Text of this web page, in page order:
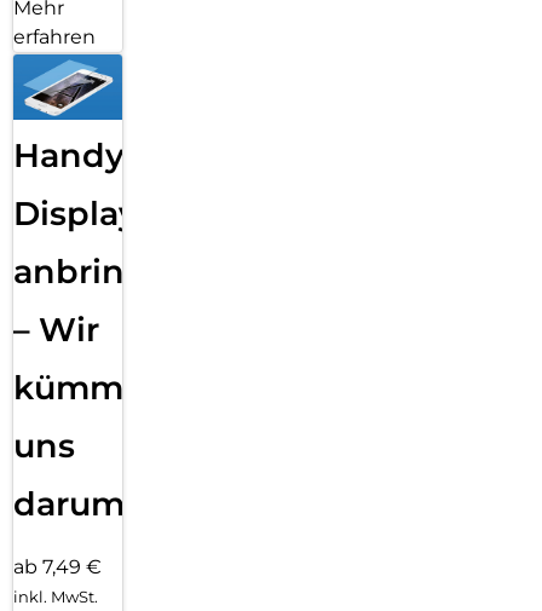
Mehr
erfahren
Handy
Displayfolie
anbringen
– Wir
kümmern
uns
darum!
ab 7,49 €
inkl. MwSt.